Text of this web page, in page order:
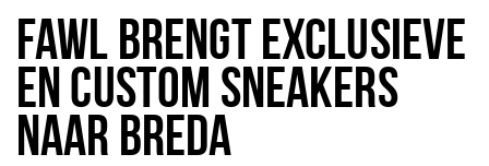
Eten
Drinken
Slapen
FAWL BRENGT EXCLUSIEVE
EN CUSTOM SNEAKERS
NAAR BREDA